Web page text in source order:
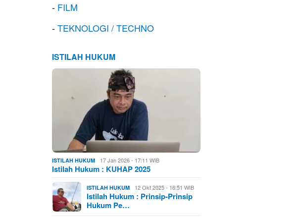
- FILM
-TEKNOLOGI / TECHNO
ISTILAH HUKUM
ISTILAH HUKUM 17 Jan 2026 - 17:11 WIB
Istilah Hukum : KUHAP 2025
ISTILAH HUKUM 12 Okt 2025 - 16:51 WIB
Istilah Hukum : Prinsip-Prinsip
Hukum Pe…